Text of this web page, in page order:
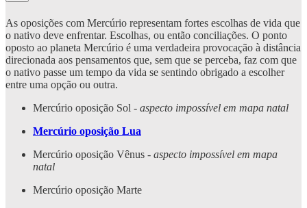
As oposições com Mercúrio representam fortes escolhas de vida que
o nativo deve enfrentar. Escolhas, ou então conciliações. O ponto
oposto ao planeta Mercúrio é uma verdadeira provocação à distância
direcionada aos pensamentos que, sem que se perceba, faz com que
o nativo passe um tempo da vida se sentindo obrigado a escolher
entre uma opção ou outra.
Mercúrio oposição Sol - aspecto impossível em mapa natal
Mercúrio oposição Lua
Mercúrio oposição Vênus - aspecto impossível em mapa
natal
Mercúrio oposição Marte